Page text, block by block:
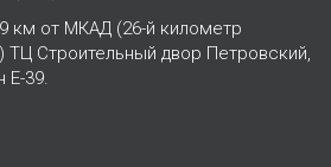
км от МКАД (26-й километр
Строительный двор Петровский,
Е-39.